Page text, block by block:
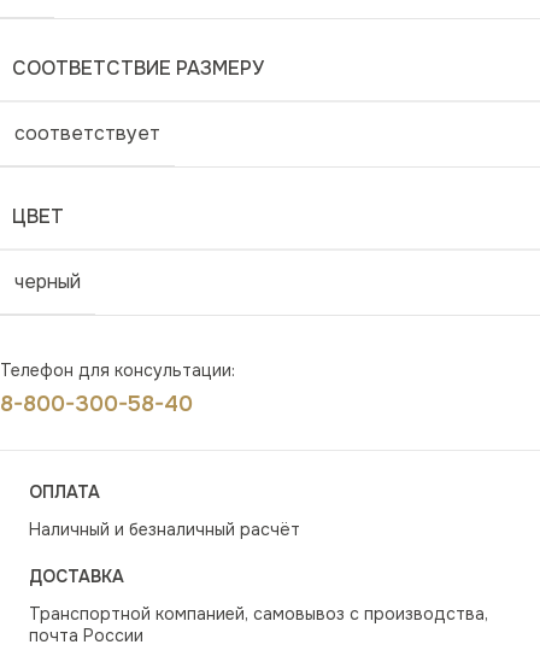
СООТВЕТСТВИЕ РАЗМЕРУ
соответствует
ЦВЕТ
черный
Телефон для консультации:
8-800-300-58-40
ОПЛАТА
Наличный и безналичный расчёт
ДОСТАВКА
Транспортной компанией, самовывоз с производства,
почта России